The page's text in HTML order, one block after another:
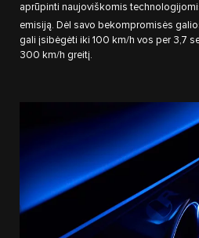
aprūpinti naujoviškomis
emisiją. Dėl savo bekompromisės
gali įsibėgėti iki 100 km/h vos per 3,7
300 km/h greitį.